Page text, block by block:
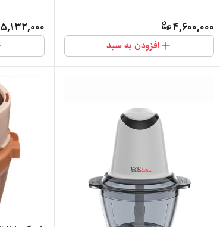
4,600,000
افزودن به سبد
5,132,000